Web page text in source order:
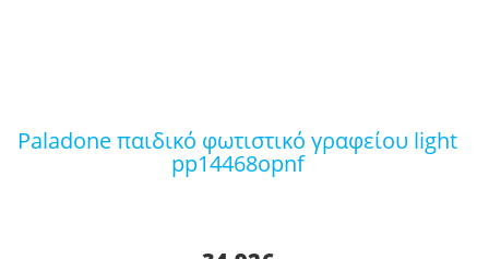
paladone παιδικό φωτιστικό γραφείου light
pp14468opnf